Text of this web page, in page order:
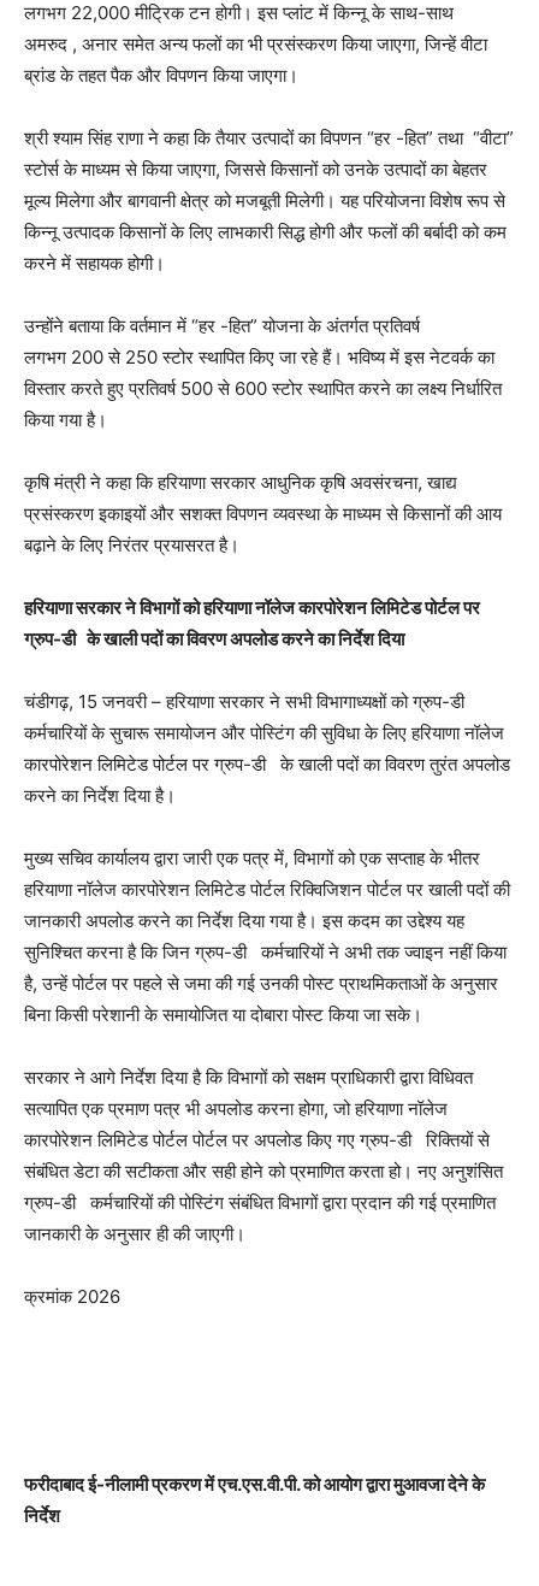
लगभग 22,000 मीट्रिक टन होगी। इस प्लांट में किन्नू के साथ-साथ
अमरुद , अनार समेत अन्य फलों का भी प्रसंस्करण किया जाएगा, जिन्हें वीटा
ब्रांड के तहत पैक और विपणन किया जाएगा।
श्री श्याम सिंह राणा ने कहा कि तैयार उत्पादों का विपणन “हर -हित” तथा “वीटा”
स्टोर्स के माध्यम से किया जाएगा, जिससे किसानों को उनके उत्पादों का बेहतर
मूल्य मिलेगा और बागवानी क्षेत्र को मजबूती मिलेगी। यह परियोजना विशेष रूप से
किन्नू उत्पादक किसानों के लिए लाभकारी सिद्ध होगी और फलों की बर्बादी को कम
करने में सहायक होगी।
उन्होंने बताया कि वर्तमान में “हर -हित” योजना के अंतर्गत प्रतिवर्ष
लगभग 200 से 250 स्टोर स्थापित किए जा रहे हैं। भविष्य में इस नेटवर्क का
विस्तार करते हुए प्रतिवर्ष 500 से 600 स्टोर स्थापित करने का लक्ष्य निर्धारित
किया गया है।
कृषि मंत्री ने कहा कि हरियाणा सरकार आधुनिक कृषि अवसंरचना, खाद्य
प्रसंस्करण इकाइयों और सशक्त विपणन व्यवस्था के माध्यम से किसानों की आय
बढ़ाने के लिए निरंतर प्रयासरत है।
हरियाणा सरकार ने विभागों को हरियाणा नॉलेज कारपोरेशन लिमिटेड पोर्टल पर
ग्रुप-डीके खाली पदों का विवरण अपलोड करने का निर्देश दिया
चंडीगढ़, 15 जनवरी – हरियाणा सरकार ने सभी विभागाध्यक्षों को ग्रुप-डी
कर्मचारियों के सुचारू समायोजन और पोस्टिंग की सुविधा के लिए हरियाणा नॉलेज
कारपोरेशन लिमिटेड पोर्टल पर ग्रुप-डी के खाली पदों का विवरण तुरंत अपलोड
करने का निर्देश दिया है।
मुख्य सचिव कार्यालय द्वारा जारी एक पत्र में, विभागों को एक सप्ताह के भीतर
हरियाणा नॉलेज कारपोरेशन लिमिटेड पोर्टल रिक्विजिशन पोर्टल पर खाली पदों की
जानकारी अपलोड करने का निर्देश दिया गया है। इस कदम का उद्देश्य यह
सुनिश्चित करना है कि जिन ग्रुप-डी कर्मचारियों ने अभी तक ज्वाइन नहीं किया
है, उन्हें पोर्टल पर पहले से जमा की गई उनकी पोस्ट प्राथमिकताओं के अनुसार
बिना किसी परेशानी के समायोजित या दोबारा पोस्ट किया जा सके।
सरकार ने आगे निर्देश दिया है कि विभागों को सक्षम प्राधिकारी द्वारा विधिवत
सत्यापित एक प्रमाण पत्र भी अपलोड करना होगा, जो हरियाणा नॉलेज
कारपोरेशन लिमिटेड पोर्टल पोर्टल पर अपलोड किए गए ग्रुप-डी रिक्तियों से
संबंधित डेटा की सटीकता और सही होने को प्रमाणित करता हो। नए अनुशंसित
ग्रुप-डी कर्मचारियों की पोस्टिंग संबंधित विभागों द्वारा प्रदान की गई प्रमाणित
जानकारी के अनुसार ही की जाएगी।
क्रमांक 2026
फरीदाबाद ई-नीलामी प्रकरण में एच.एस.वी.पी. को आयोग द्वारा मुआवजा देने के
निर्देश